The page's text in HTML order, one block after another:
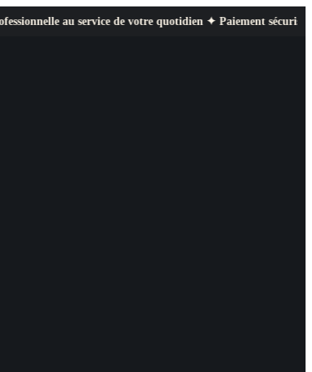
service de votre quotidien ✦ Paiement sécurisé ✦ Retours